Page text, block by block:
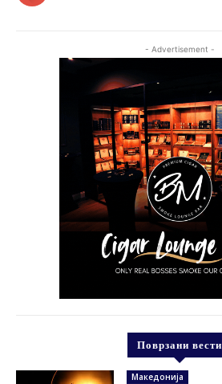
- Advertisement -
Поврзани вести
Македонија